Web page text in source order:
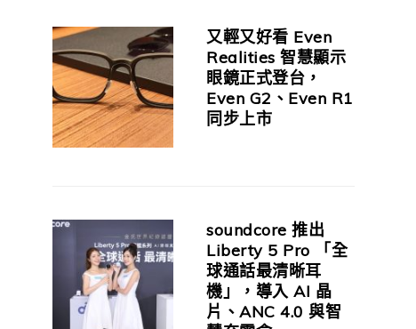
又輕又好看 Even
Realities 智慧顯示
眼鏡正式登台，
Even G2、Even R1
同步上市
soundcore 推出
Liberty 5 Pro 「全
球通話最清晰耳
機」，導入 AI 晶
片、ANC 4.0 與智